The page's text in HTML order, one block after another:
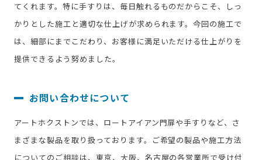
てくれます。特に手すりは、毎日触れるものだからこそ、しっ
かりとした施工と適切な仕上げが求められます。今回の施工で
は、細部にまでこだわり、お客様に満足いただける仕上がりを
提供できるよう努めました。
お問い合わせについて
アートホクストンでは、ロートアイアン門扉や手すりなど、さ
まざまな製品を取り扱っております。ご希望の製品や施工方法
についてのご相談は、東京、大阪、名古屋の各営業所で受け付